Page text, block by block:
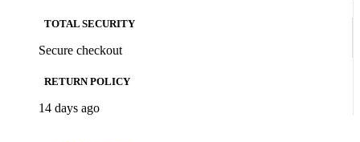
TOTAL SECURITY
Secure checkout
RETURN POLICY
14 days ago